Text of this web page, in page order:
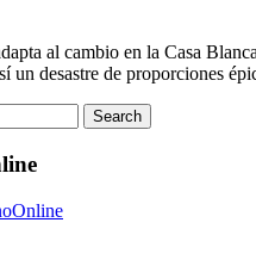
al cambio en la Casa
un desastre de proporciones